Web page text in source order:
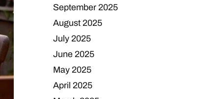
September 2025
August 2025
July 2025
June 2025
May 2025
April 2025